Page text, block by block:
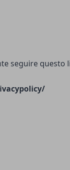
seguire questo